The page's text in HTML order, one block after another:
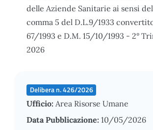
delle Aziende Sanitarie ai sensi
comma 5 del D.L.9/1933
67/1993 e D.M. 15/10/1993 - 2°
2026
Delibera n. 426/2026
Ufficio: Area Risorse Umane
Data Pubblicazione: 10/05/2026